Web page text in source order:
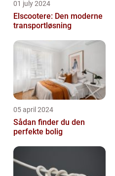
01 july 2024
Elscootere: Den moderne
transportløsning
05 april 2024
Sådan finder du den
perfekte bolig